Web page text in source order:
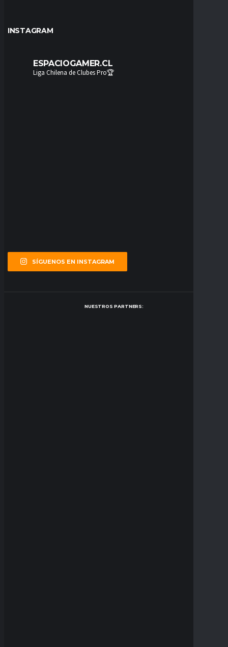
INSTAGRAM
ESPACIOGAMER.CL
Liga Chilena de Clubes Pro🏆
SÍGUENOS EN INSTAGRAM
NUESTROS PARTNERS: